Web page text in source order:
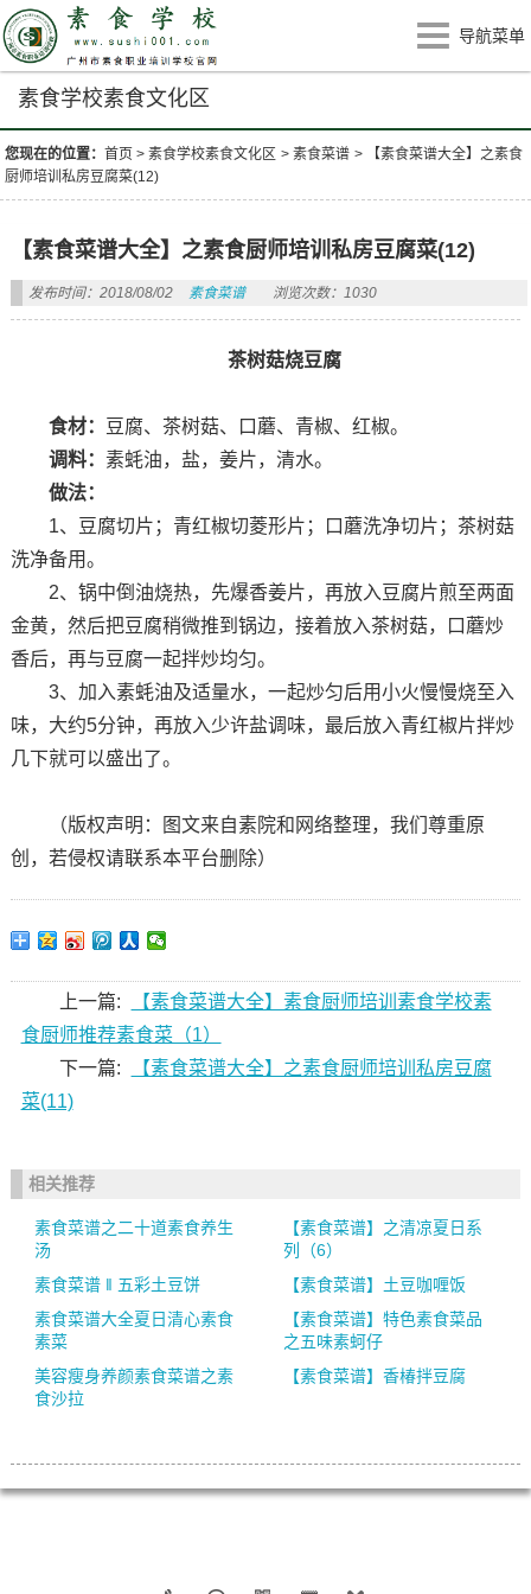
导航菜单
素食学校素食文化区
您现在的位置：首页 >素食学校素食文化区 >素食菜谱 >
【素食菜谱大全】之素食
厨师培训私房豆腐菜(12)
【素食菜谱大全】之素食厨师培训私房豆腐菜(12)
发布时间：2018/08/02 素食菜谱 浏览次数：1030
茶树菇烧豆腐
食材：
豆腐、茶树菇、口蘑、青椒、红椒。
调料： 素蚝油，盐，姜片，清水。
做法：
1、豆腐切片；青红椒切菱形片；口蘑洗净切片；茶树菇
洗净备用。
2、锅中倒油烧热，先爆香姜片，再放入豆腐片煎至两面
金黄，然后把豆腐稍微推到锅边，接着放入茶树菇，口蘑炒
香后，再与豆腐一起拌炒均匀。
3、加入素蚝油及适量水，一起炒匀后用小火慢慢烧至入
味，大约5分钟，再放入少许盐调味，最后放入青红椒片拌炒
几下就可以盛出了。
（版权声明：图文来自素院和网络整理，我们尊重原
创，若侵权请联系本平台删除）
上一篇:
【素食菜谱大全】素食厨师培训素食学校素
食厨师推荐素食菜（1）
下一篇:
【素食菜谱大全】之素食厨师培训私房豆腐
菜(11)
相关推荐
素食菜谱之二十道素食养生
汤
【素食菜谱】之清凉夏日系
列（6）
素食菜谱 ‖ 五彩土豆饼
【素食菜谱】土豆咖喱饭
素食菜谱大全夏日清心素食
素菜
【素食菜谱】特色素食菜品
之五味素蚵仔
美容瘦身养颜素食菜谱之素
食沙拉
【素食菜谱】香椿拌豆腐